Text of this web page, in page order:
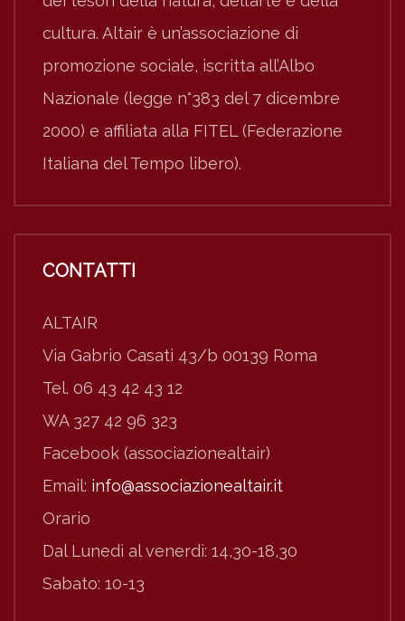
cultura. Altair è un’associazione di
promozione sociale, iscritta all’Albo
Nazionale (legge n°383 del 7 dicembre
2000) e affiliata alla FITEL (Federazione
Italiana del Tempo libero).
CONTATTI
ALTAIR
Via Gabrio Casati 43/b 00139 Roma
Tel. 06 43 42 43 12
WA 327 42 96 323
Facebook (associazionealtair)
Email: info@associazionealtair.it
Orario
Dal Lunedì al venerdì: 14,30-18,30
Sabato: 10-13